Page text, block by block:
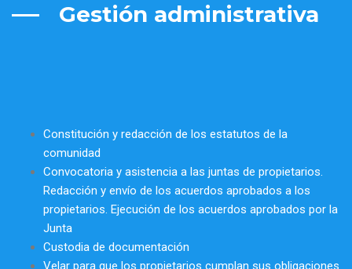
Gestión administrativa
Constitución y redacción de los estatutos de la
comunidad
Convocatoria y asistencia a las juntas de propietarios.
Redacción y envío de los acuerdos aprobados a los
propietarios. Ejecución de los acuerdos aprobados por la
Junta
Custodia de documentación
Velar para que los propietarios cumplan sus obligaciones